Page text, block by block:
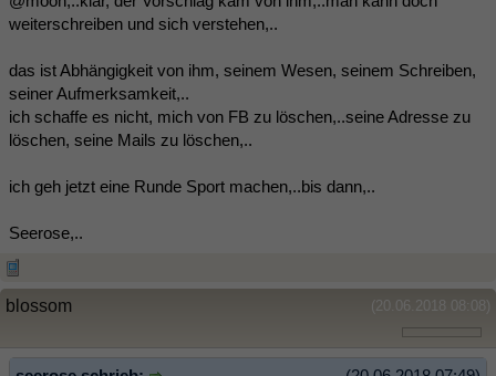
weiterschreiben und sich verstehen,..
das ist Abhängigkeit von ihm, seinem Wesen, seinem Schreiben,
seiner Aufmerksamkeit,..
ich schaffe es nicht, mich von FB zu löschen,..seine Adresse zu
löschen, seine Mails zu löschen,..
ich geh jetzt eine Runde Sport machen,..bis dann,..
Seerose,..
(20.06.2018 08:08)
blossom